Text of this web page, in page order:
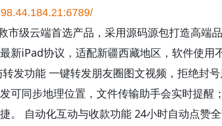
市级云端首选产品，采用源码源包打造高端
新iPad协议，适配新疆西藏地区，软件使用
发功能 一键转发朋友圈图文视频，拒绝封
可同步地理位置，文件传输助手会实时提醒
。 自动化互动与收款功能 24小时自动点赞